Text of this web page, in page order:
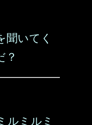
聞いてく
？
ルミルミ